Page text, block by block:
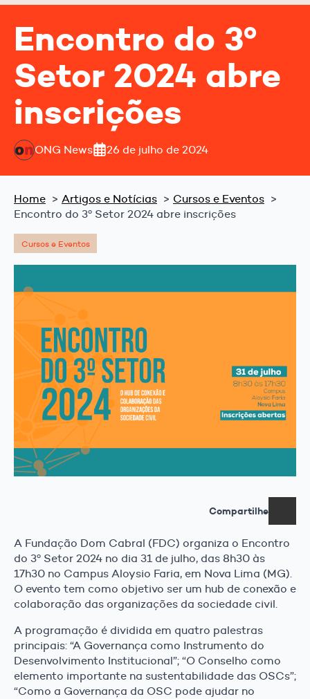
Encontro do 3º
Setor 2024 abre
inscrições
ONG News 26 de julho de 2024
Home Artigos e Notícias
Cursos e Eventos
Encontro do 3º Setor 2024 abre inscrições
Cursos e Eventos
Compartilhe
A Fundação Dom Cabral (FDC) organiza o Encontro
do 3º Setor 2024 no dia 31 de julho, das 8h30 às
17h30 no Campus Aloysio Faria, em Nova Lima (MG).
O evento tem como objetivo ser um hub de conexão e
colaboração das organizações da sociedade civil.
A programação é dividida em quatro palestras
principais: “A Governança como Instrumento do
Desenvolvimento Institucional”; “O Conselho como
elemento importante na sustentabilidade das OSCs”;
“Como a Governança da OSC pode ajudar no